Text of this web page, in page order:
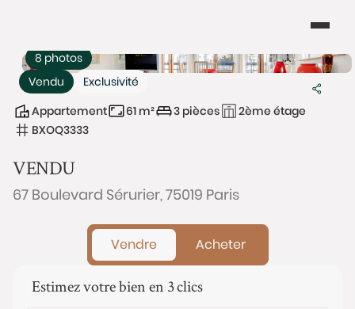
Vendu Exclusivité
8 photos
Appartement 61 m² 3 pièces
2ème étage
BXOQ3333
VENDU
67 Boulevard Sérurier, 75019 Paris
Vendre Acheter
Estimez votre bien en 3 clics